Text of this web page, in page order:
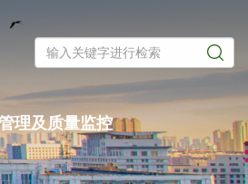
理及质量监控